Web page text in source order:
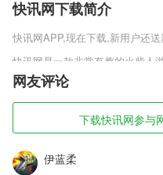
快讯网下载简介
快讯网APP,现在下载,新用户还
快讯网是一款非常有趣的火柴人
因为偷窃被关进了监狱，玩家需
种办法帮助火柴人逃出这所监狱
戏的任务。
快讯网软件特色
1,大量的原创精品书籍,很多都是
网友评论
下载快讯网参与
伊蓝柔